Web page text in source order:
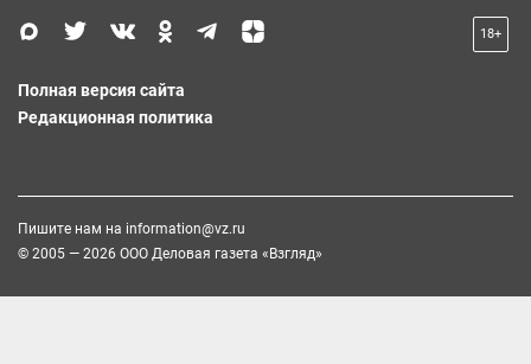
18+
Полная версия сайта
Редакционная политика
Пишите нам на information@vz.ru
© 2005 — 2026 ООО Деловая газета «Взгляд»